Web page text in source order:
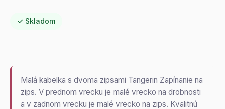
✓ Skladom
Malá kabelka s dvoma zipsami Tangerin Zapínanie na
zips. V prednom vrecku je malé vrecko na drobnosti
a v zadnom vrecku je malé vrecko na zips. Kvalitnú